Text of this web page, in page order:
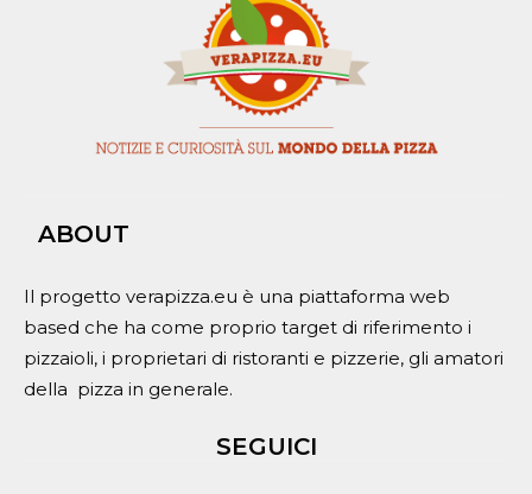
ABOUT
Il progetto verapizza.eu è una piattaforma web
based che ha come proprio target di riferimento i
pizzaioli, i proprietari di ristoranti e pizzerie, gli amatori
della pizza in generale.
SEGUICI